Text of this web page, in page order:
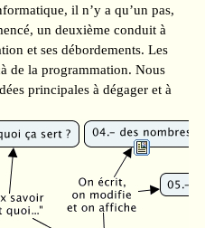
il n’y a qu’un pas,
un deuxième conduit à
et ses débordements. Les
de la programmation. Nous
principales à dégager et à